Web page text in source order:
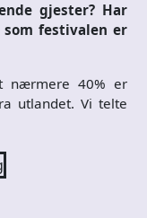
gjester? Har
festivalen er
nærmere 40% er
utlandet. Vi telte